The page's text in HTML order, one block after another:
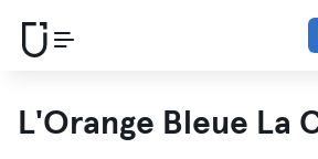
L'Orange Bleue La